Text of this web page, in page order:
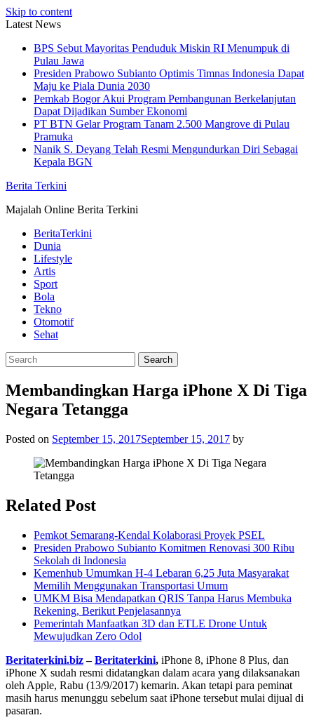
Skip to content
Latest News
BPS Sebut Mayoritas Penduduk Miskin RI Menumpuk di
Pulau Jawa
Presiden Prabowo Subianto Optimis Timnas Indonesia Dapat
Maju ke Piala Dunia 2030
Pemkab Bogor Akui Program Pembangunan Berkelanjutan
Dapat Dijadikan Sumber Ekonomi
PT BTN Gelar Program Tanam 2.500 Mangrove di Pulau
Pramuka
Nanik S. Deyang Telah Resmi Mengundurkan Diri Sebagai
Kepala BGN
Berita Terkini
Majalah Online Berita Terkini
BeritaTerkini
Dunia
Lifestyle
Artis
Sport
Bola
Tekno
Otomotif
Sehat
Membandingkan Harga iPhone X Di Tiga
Negara Tetangga
Posted on September 15, 2017September 15, 2017 by
Related Post
Pemkot Semarang-Kendal Kolaborasi Proyek PSEL
Presiden Prabowo Subianto Komitmen Renovasi 300 Ribu
Sekolah di Indonesia
Kemenhub Umumkan H-4 Lebaran 6,25 Juta Masyarakat
Memilih Menggunakan Transportasi Umum
UMKM Bisa Mendapatkan QRIS Tanpa Harus Membuka
Rekening, Berikut Penjelasannya
Pemerintah Manfaatkan 3D dan ETLE Drone Untuk
Mewujudkan Zero Odol
Beritaterkini.biz–Beritaterkini, iPhone 8, iPhone 8 Plus, dan
iPhone X sudah resmi didatangkan dalam acara yang dilaksanakan
oleh Apple, Rabu (13/9/2017) kemarin. Akan tetapi para peminat
masih harus menunggu sebelum saat iPhone tersebut mulai dijual di
pasaran.